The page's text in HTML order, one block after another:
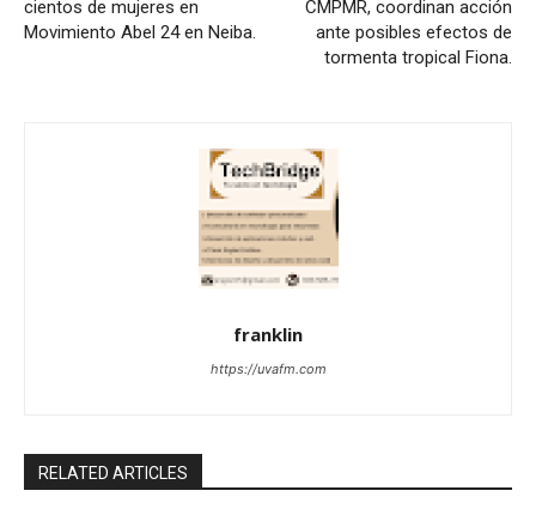
cientos de mujeres en
Movimiento Abel 24 en Neiba.
CMPMR, coordinan acción
ante posibles efectos de
tormenta tropical Fiona.
franklin
https://uvafm.com
RELATED ARTICLES